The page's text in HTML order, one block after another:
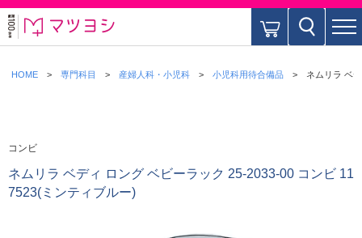
HOME 専門科目 産婦人科・小児科 小児科用待合備品 ネムリラ ベ
コンビ
ネムリラ ベディ ロング ベビーラック 25-2033-00 コンビ 11
7523(ミンティブルー)